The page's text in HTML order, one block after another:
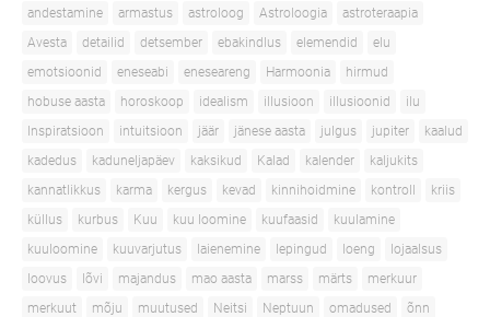
andestamine
armastus astroloog Astroloogia
astroteraapia
Avesta
detailid detsember ebakindlus elemendid
elu
emotsioonid
eneseabi eneseareng Harmoonia
hirmud
hobuse aasta
horoskoop idealism illusioon illusioonid
ilu
Inspiratsioon
intuitsioon jäär jänese aasta julgus jupiter
kaalud
kadedus
kaduneljapäev kaksikud Kalad kalender
kaljukits
kannatlikkus
karma kergus kevad kinnihoidmine kontroll
kriis
küllus
kurbus Kuu kuu loomine kuufaasid
kuulamine
kuuloomine
kuuvarjutus laienemine lepingud loeng
lojaalsus
loovus
lõvi majandus mao aasta marss märts
merkuur
merkuut
mõju muutused Neitsi Neptuun omadused
õnn